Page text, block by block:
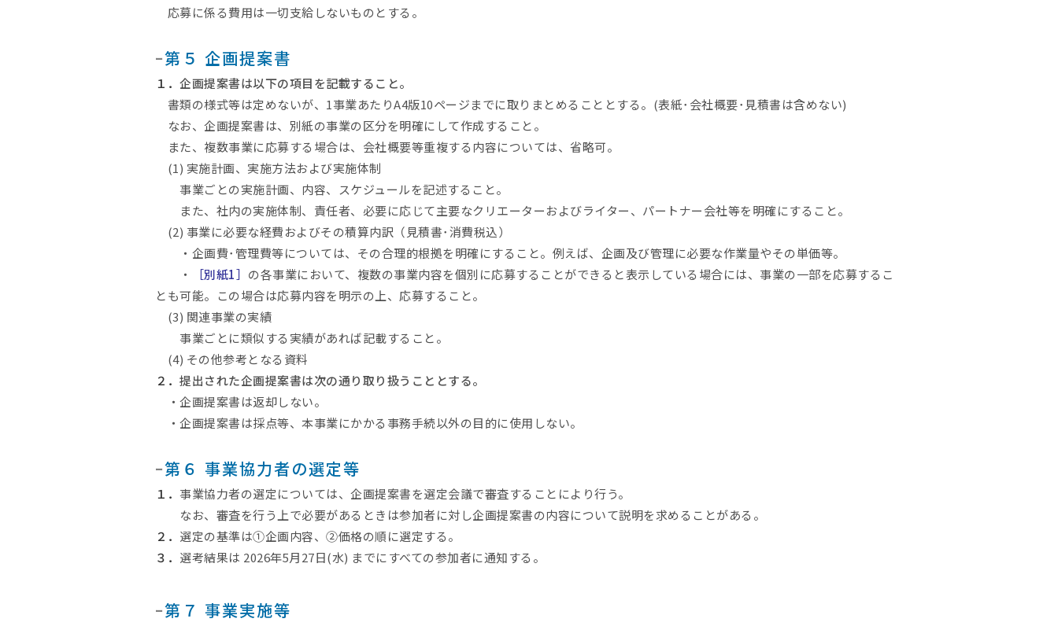
応募に係る費用は一切支給しないものとする。
ｰ第５ 企画提案書
１． 企画提案書は以下の項目を記載すること。
書類の様式等は定めないが、1事業あたりA4版10ページまでに取りまとめることとする。(表紙･会社概要･見積書は含めない)
なお、企画提案書は、別紙の事業の区分を明確にして作成すること。
また、複数事業に応募する場合は、会社概要等重複する内容については、省略可。
(1) 実施計画、実施方法および実施体制
事業ごとの実施計画、内容、スケジュールを記述すること。
また、社内の実施体制、責任者、必要に応じて主要なクリエーターおよびライター、パートナー会社等を明確にすること。
(2) 事業に必要な経費およびその積算内訳（見積書･消費税込）
・企画費･管理費等については、その合理的根拠を明確にすること。例えば、企画及び管理に必要な作業量やその単価等。
・
［別紙1］ の各事業において、複数の事業内容を個別に応募することができると表示している場合には、事業の一部を応募するこ
とも可能。この場合は応募内容を明示の上、応募すること。
(3) 関連事業の実績
事業ごとに類似する実績があれば記載すること。
(4) その他参考となる資料
２． 提出された企画提案書は次の通り取り扱うこととする。
・企画提案書は返却しない。
・企画提案書は採点等、本事業にかかる事務手続以外の目的に使用しない。
ｰ第６ 事業協力者の選定等
１． 事業協力者の選定については、企画提案書を選定会議で審査することにより行う。
なお、審査を行う上で必要があるときは参加者に対し企画提案書の内容について説明を求めることがある。
２． 選定の基準は①企画内容、②価格の順に選定する。
３． 選考結果は 2026年5月27日(水) までにすべての参加者に通知する。
ｰ第７ 事業実施等